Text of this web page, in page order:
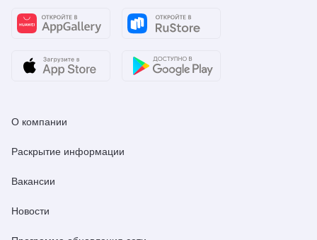
О компании
Раскрытие информации
Вакансии
Новости